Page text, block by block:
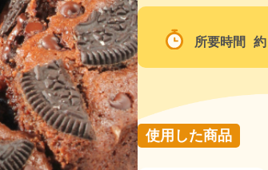
所要時間 約
使用した商品